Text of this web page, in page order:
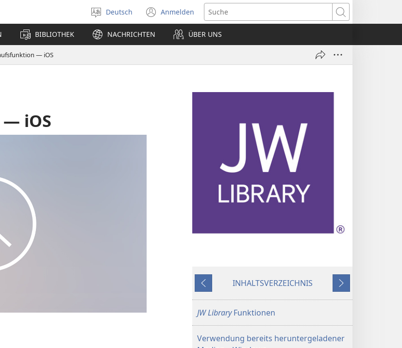
Sprache
auswählen
Deutsch Anmelden
(öffnet
neues
Fenster)
Suche
BIBLIOTHEK NACHRICHTEN ÜBER UNS
— iOS
iOS
Zurück
INHALTSVERZEICHNIS
Weiter
JW LibraryFunktionen
Verwendung bereits heruntergeladener